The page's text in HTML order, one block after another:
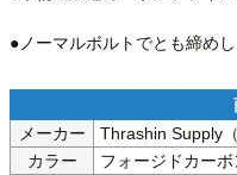
●ノーマルボルトでとも締め
メーカー
Thrashin Supply
カラー
フォージドカーボ